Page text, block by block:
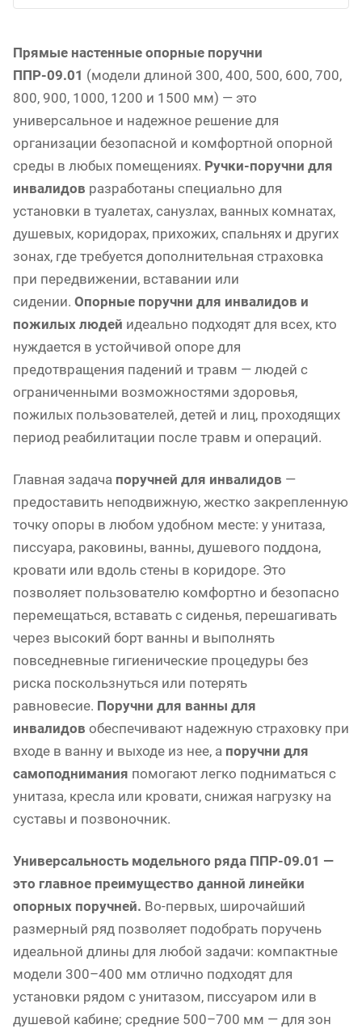
Прямые настенные опорные поручни
ППР-09.01 (модели длиной 300, 400, 500, 600, 700,
800, 900, 1000, 1200 и 1500 мм) — это
универсальное и надежное решение для
организации безопасной и комфортной опорной
среды в любых помещениях. Ручки-поручни для
инвалидов разработаны специально для
установки в туалетах, санузлах, ванных комнатах,
душевых, коридорах, прихожих, спальнях и других
зонах, где требуется дополнительная страховка
при передвижении, вставании или
сидении. Опорные поручни для инвалидов и
пожилых людей идеально подходят для всех, кто
нуждается в устойчивой опоре для
предотвращения падений и травм — людей с
ограниченными возможностями здоровья,
пожилых пользователей, детей и лиц, проходящих
период реабилитации после травм и операций.
Главная задача поручней для инвалидов —
предоставить неподвижную, жестко закрепленную
точку опоры в любом удобном месте: у унитаза,
писсуара, раковины, ванны, душевого поддона,
кровати или вдоль стены в коридоре. Это
позволяет пользователю комфортно и безопасно
перемещаться, вставать с сиденья, перешагивать
через высокий борт ванны и выполнять
повседневные гигиенические процедуры без
риска поскользнуться или потерять
равновесие. Поручни для ванны для
инвалидов обеспечивают надежную страховку при
входе в ванну и выходе из нее, а поручни для
самоподнимания помогают легко подниматься с
унитаза, кресла или кровати, снижая нагрузку на
суставы и позвоночник.
Универсальность модельного ряда ППР-09.01 —
это главное преимущество данной линейки
опорных поручней. Во-первых, широчайший
размерный ряд позволяет подобрать поручень
идеальной длины для любой задачи: компактные
модели 300–400 мм отлично подходят для
установки рядом с унитазом, писсуаром или в
душевой кабине; средние 500–700 мм — для зон